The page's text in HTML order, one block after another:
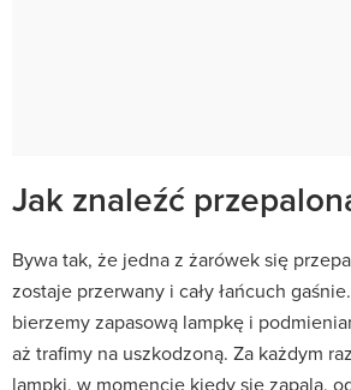
Jak znaleźć
Bywa tak, że jedna z żarówek się
zostaje przerwany i cały łańcuch
bierzemy zapasową lampkę i
aż trafimy na uszkodzoną. Za każdym
lampki, w momencie kiedy się zapalą,